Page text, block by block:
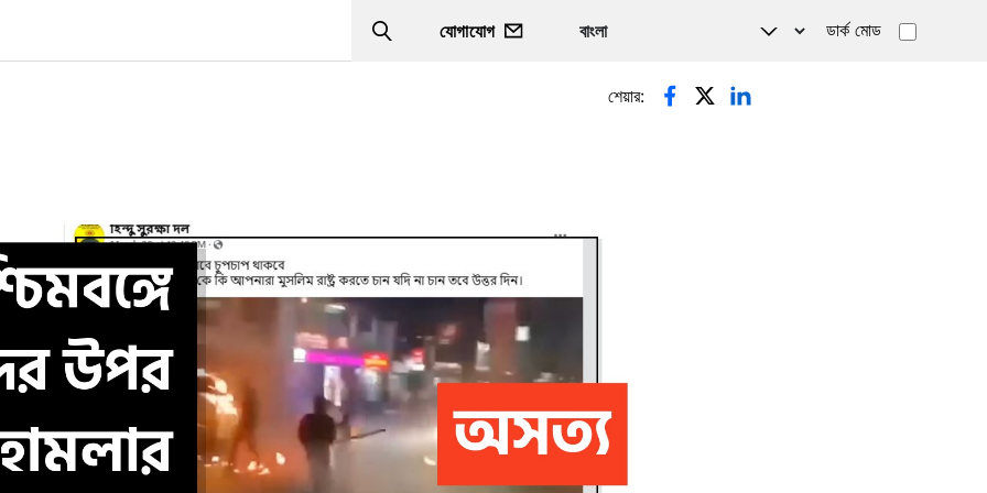
Search
যোগাযোগ ডার্ক মোড
শেয়ার: